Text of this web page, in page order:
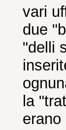
vari
due
"delli
la